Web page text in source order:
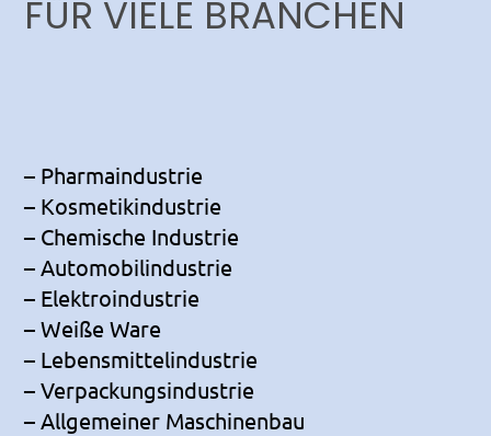
FÜR VIELE BRANCHEN
– Pharmaindustrie
– Kosmetikindustrie
– Chemische Industrie
– Automobilindustrie
– Elektroindustrie
– Weiße Ware
– Lebensmittelindustrie
– Verpackungsindustrie
– Allgemeiner Maschinenbau